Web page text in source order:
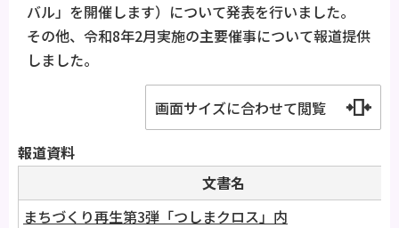
バル」を開催します）について発表を行いました。
その他、令和8年2月実施の主要催事について報道提供
しました。
画面サイズに合わせて閲覧
報道資料
文書名
まちづくり再生第3弾「つしまクロス」内